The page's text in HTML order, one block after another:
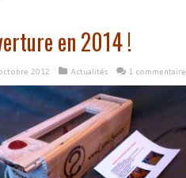
en 2014 !
2012 Actualités 1 commentaire